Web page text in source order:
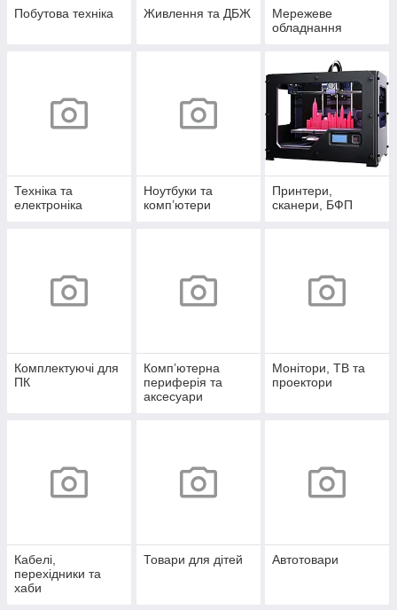
Побутова техніка Живлення та ДБЖ
Мережеве
обладнання
Техніка та
електроніка
Ноутбуки та
комп’ютери
Принтери,
сканери, БФП
Комплектуючі для
ПК
Комп’ютерна
периферія та
аксесуари
Монітори, ТВ та
проектори
Кабелі,
перехідники та
хаби
Товари для дітей Автотовари